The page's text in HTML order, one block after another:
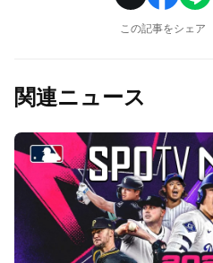
この記事をシェア
関連ニュース